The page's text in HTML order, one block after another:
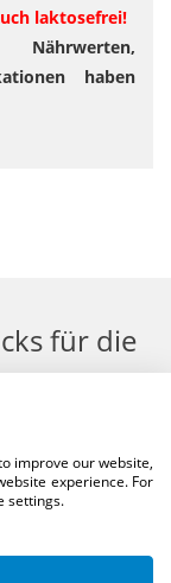
laktosefrei!
haben
für die
improve our website,
experience. For
settings.